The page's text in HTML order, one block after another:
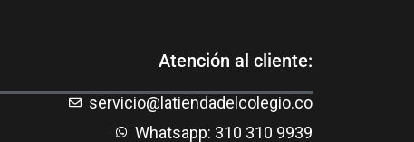
Atención al cliente:
servicio@latiendadelcolegio.co
Whatsapp: 310 310 9939